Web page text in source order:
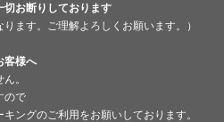
お断りしております
ます。ご理解よろしくお願います。）
客様へ
。
ので
ングのご利用をお願いしております。